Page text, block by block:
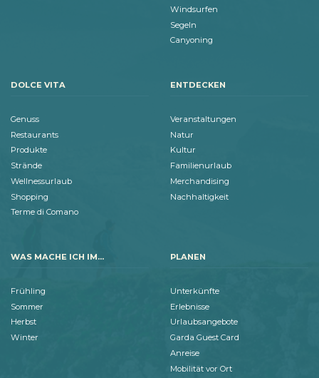
Windsurfen
Segeln
Canyoning
DOLCE VITA
Genuss
Restaurants
Produkte
Strände
Wellnessurlaub
Shopping
Terme di Comano
ENTDECKEN
Veranstaltungen
Natur
Kultur
Familienurlaub
Merchandising
Nachhaltigkeit
WAS MACHE ICH IM...
Frühling
Sommer
Herbst
Winter
PLANEN
Unterkünfte
Erlebnisse
Urlaubsangebote
Garda Guest Card
Anreise
Mobilität vor Ort